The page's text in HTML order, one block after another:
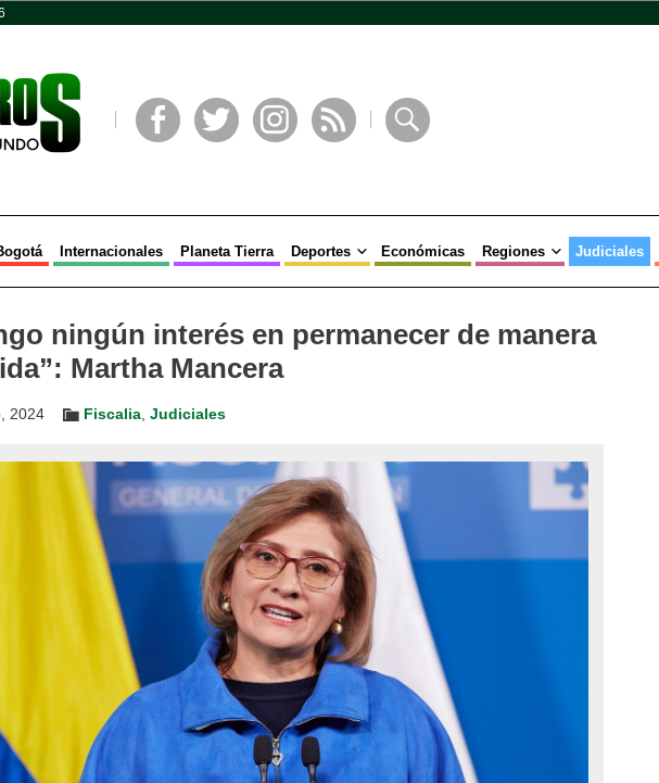
Internacionales Planeta Tierra Deportes Económicas Regiones Judiciales
ningún interés en permanecer de manera
Martha Mancera
2024 Fiscalia Judiciales